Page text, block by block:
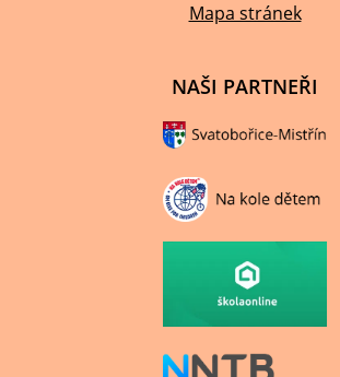
Mapa stránek
NAŠI PARTNEŘI